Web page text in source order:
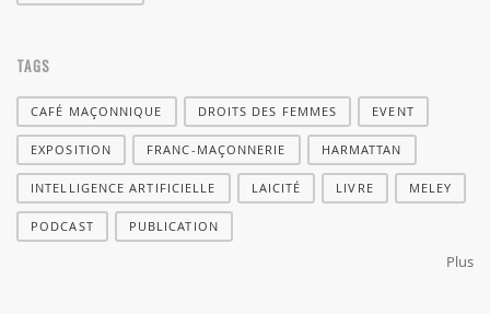
TAGS
CAFÉ MAÇONNIQUE DROITS DES FEMMES EVENT
EXPOSITION FRANC-MAÇONNERIE HARMATTAN
INTELLIGENCE ARTIFICIELLE LAICITÉ LIVRE MELEY
PODCAST PUBLICATION
Plus